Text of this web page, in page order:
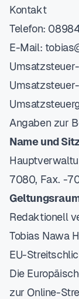
Kontakt
Telefon:
E-Mail:
Angaben zur
Name und
7080, Fax. -
Redaktionell
Tobias Nawa
EU-
Die
zur Online-